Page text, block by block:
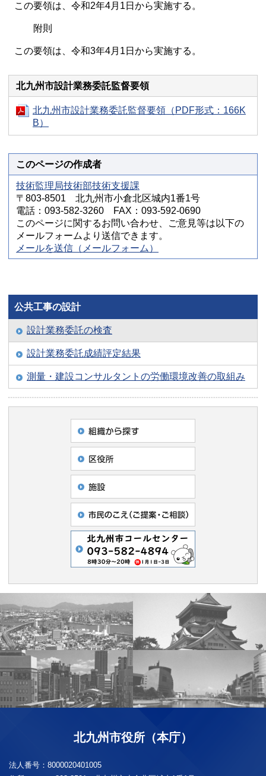
この要領は、令和2年4月1日から実施する。
附則
この要領は、令和3年4月1日から実施する。
北九州市設計業務委託監督要領
北九州市設計業務委託監督要領（PDF形式：166K
B）
このページの作成者
技術監理局技術部技術支援課
〒803-8501 北九州市小倉北区城内1番1号
電話：093-582-3260 FAX：093-592-0690
このページに関するお問い合わせ、ご意見等は以下の
メールフォームより送信できます。
メールを送信（メールフォーム）
公共工事の設計
設計業務委託の検査
設計業務委託成績評定結果
測量・建設コンサルタントの労働環境改善の取組み
北九州市役所（本庁）
法人番号： 8000020401005